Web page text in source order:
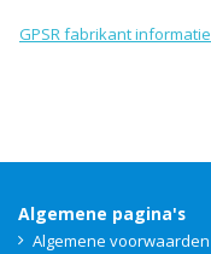
GPSR fabrikant informatie
Algemene pagina's
Algemene voorwaarden